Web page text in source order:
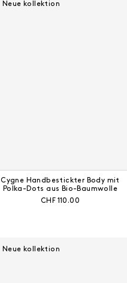
Neue kollektion
Cygne Handbestickter Body mit
Polka-Dots aus Bio-Baumwolle
Aktueller Preis:
CHF 110.00
Neue kollektion